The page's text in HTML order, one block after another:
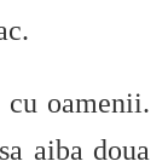
oamenii.
aiba doua